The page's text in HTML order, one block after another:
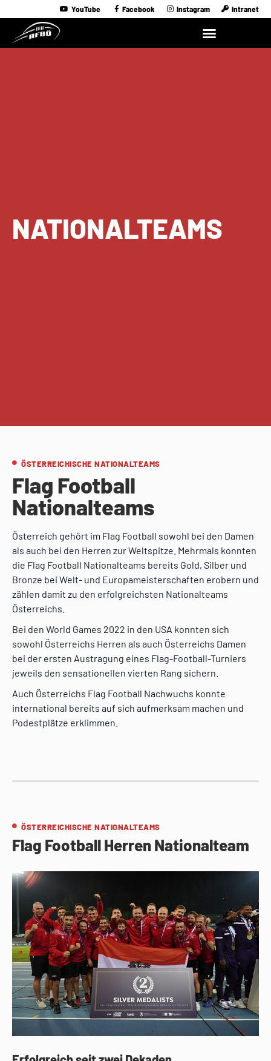
YouTube Facebook Instagram Intranet
NATIONALTEAMS
ÖSTERREICHISCHE NATIONALTEAMS
Flag Football
Nationalteams
Österreich gehört im Flag Football sowohl bei den Damen
als auch bei den Herren zur Weltspitze. Mehrmals konnten
die Flag Football Nationalteams bereits Gold, Silber und
Bronze bei Welt- und Europameisterschaften erobern und
zählen damit zu den erfolgreichsten Nationalteams
Österreichs.
Bei den World Games 2022 in den USA konnten sich
sowohl Österreichs Herren als auch Österreichs Damen
bei der ersten Austragung eines Flag-Football-Turniers
jeweils den sensationellen vierten Rang sichern.
Auch Österreichs Flag Football Nachwuchs konnte
international bereits auf sich aufmerksam machen und
Podestplätze erklimmen.
ÖSTERREICHISCHE NATIONALTEAMS
Flag Football Herren Nationalteam